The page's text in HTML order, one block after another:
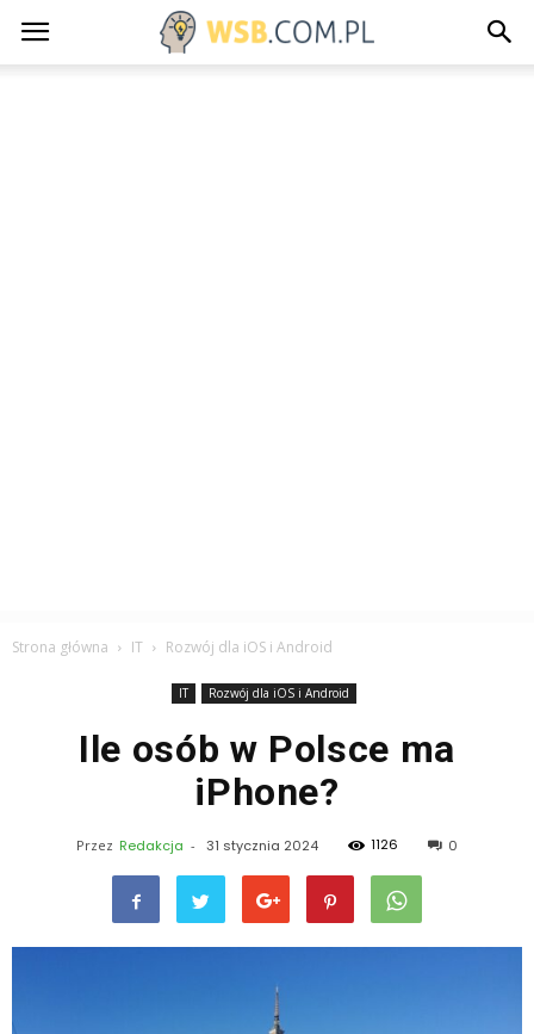
Strona główna IT Rozwój dla iOS i Android
IT Rozwój dla iOS i Android
Ile osób w Polsce ma
iPhone?
Przez Redakcja - 31 stycznia 2024 1126 0